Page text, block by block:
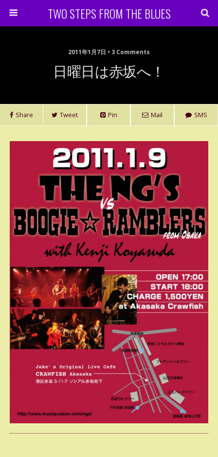
TWO STEPS FROM THE BLUES
2011年1月7日 • 3 Comments
日曜日は赤坂へ！
Share Tweet Pin Mail SMS